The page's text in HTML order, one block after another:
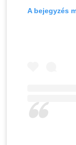
A bejegyzés